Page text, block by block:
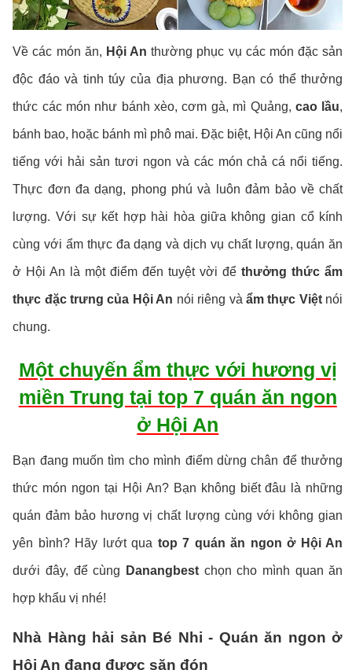
Về các món ăn, Hội An thường phục vụ các món đặc sản
độc đáo và tinh túy của địa phương. Bạn có thể thưởng
thức các món như bánh xèo, cơm gà, mì Quảng, cao lầu,
bánh bao, hoặc bánh mì phô mai. Đặc biệt, Hội An cũng nổi
tiếng với hải sản tươi ngon và các món chả cá nổi tiếng.
Thực đơn đa dạng, phong phú và luôn đảm bảo về chất
lượng. Với sự kết hợp hài hòa giữa không gian cổ kính
cùng với ẩm thực đa dạng và dịch vụ chất lượng, quán ăn
ở Hội An là một điểm đến tuyệt vời đểthưởng thức ẩm
thực đặc trưng của Hội An nói riêng và ẩm thực Việtnói
chung.
Một chuyến ẩm thực với hương vị
miền Trung tại top 7 quán ăn ngon
ở Hội An
Bạn đang muốn tìm cho mình điểm dừng chân để thưởng
thức món ngon tại Hội An? Bạn không biết đâu là những
quán đảm bảo hương vị chất lượng cùng với không gian
yên bình? Hãy lướt qua top 7 quán ăn ngon ở Hội An
dưới đây, để cùng Danangbest chọn cho mình quan ăn
hợp khẩu vị nhé!
Nhà Hàng hải sản Bé Nhi - Quán ăn ngon ở
Hội An đang được săn đón